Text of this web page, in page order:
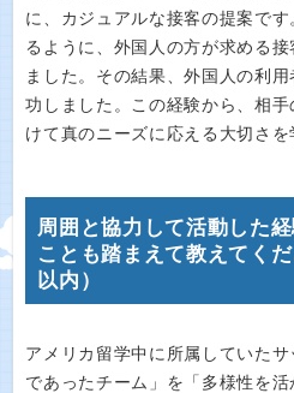
に、カジュアルな接客の提案で
るように、外国人の方が求める
ました。その結果、外国人の利
功しました。この経験から、相
けて真のニーズに応える大切さを
周囲と協力して活動した
ことも踏まえて教えてく
以内）
アメリカ留学中に所属していた
であったチーム」を「多様性を